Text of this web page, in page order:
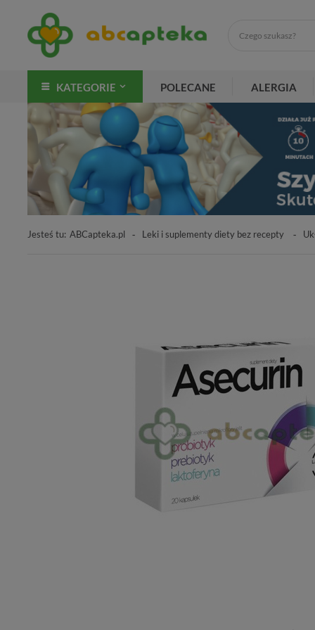
KATEGORIE POLECANE ALERGIA
Jesteś tu: ABCapteka.pl Leki i suplementy diety bez recepty